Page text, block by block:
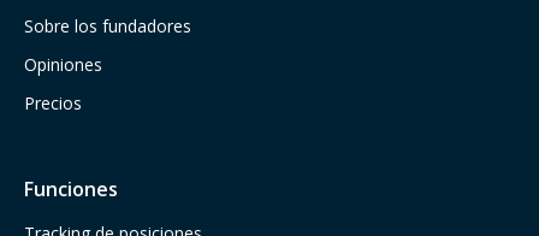
Sobre los fundadores
Opiniones
Precios
Funciones